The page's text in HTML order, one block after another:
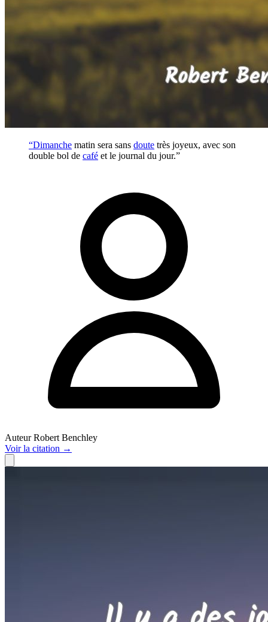
“Dimanche matin sera sans doute très joyeux, avec son
double bol de café et le journal du jour.”
Auteur Robert Benchley
Voirla citation →